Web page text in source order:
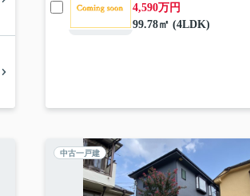
4,590万円
99.78㎡ (4LDK)
中古一戸建